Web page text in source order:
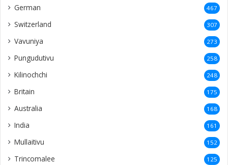
German 467
Switzerland 307
Vavuniya 273
Pungudutivu 258
Kilinochchi 248
Britain 175
Australia 168
India 161
Mullaitivu 152
Trincomalee 125